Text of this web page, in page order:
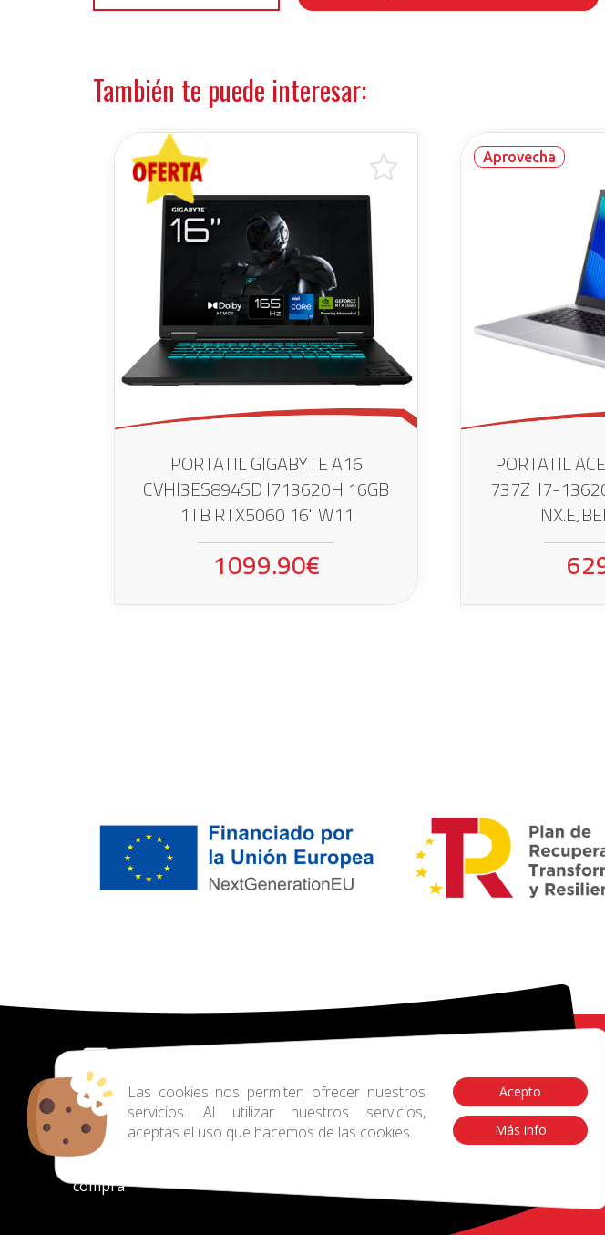
Las cookies nos permiten ofrecer nuestros
servicios. Al utilizar nuestros servicios,
aceptas el uso que hacemos de las cookies.
Acepto
Más info
También te puede interesar:
PORTATIL GIGABYTE A16
CVHI3ES894SD I713620H 16GB
1TB RTX5060 16" W11
1099.90€
Aprovecha
PORTATIL
737Z I7-13620H 16GB
Contacto | Aviso Legal
Preguntas
compra